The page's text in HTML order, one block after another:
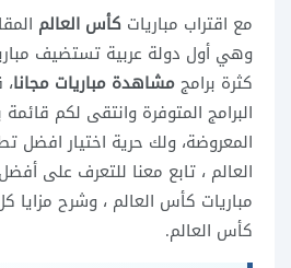
مع اقتراب مباريات كأس العالم
وهي أول دولة عربية تستضيف
كثرة برامجمشاهدة مباريات مجانا،
البرامج المتوفرة وانتقى لكم
المعروضة، ولك حرية اختيار
العالم ، تابع معنا للتعرف على
مباريات كأس العالم ، وشرح
كأس العالم.